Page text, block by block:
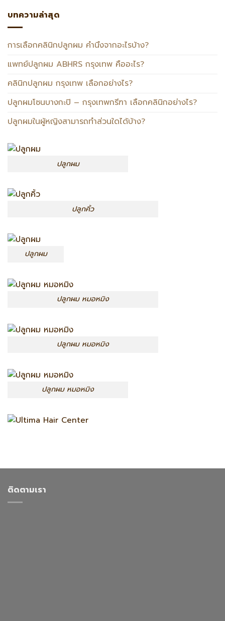
บทความล่าสุด
การเลือกคลินิกปลูกผม คำนึงจากอะไรบ้าง?
แพทย์ปลูกผม ABHRS กรุงเทพ คืออะไร?
คลินิกปลูกผม กรุงเทพ เลือกอย่างไร?
ปลูกผมโซนบางกะปิ – กรุงเทพกรีฑา เลือกคลินิกอย่างไร?
ปลูกผมในผู้หญิงสามารถทำส่วนใดได้บ้าง?
ปลูกผม
ปลูกคิ้ว
ปลูกผม
ปลูกผม หมอหมิง
ปลูกผม หมอหมิง
ปลูกผม หมอหมิง
ติดตามเรา